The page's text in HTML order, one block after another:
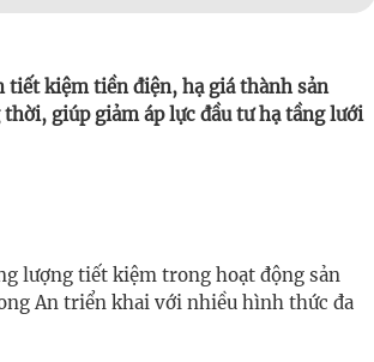
tiết kiệm tiền điện, hạ giá thành sản
giúp giảm áp lực đầu tư hạ tầng lưới
lượng tiết kiệm trong hoạt động sản
An triển khai với nhiều hình thức đa